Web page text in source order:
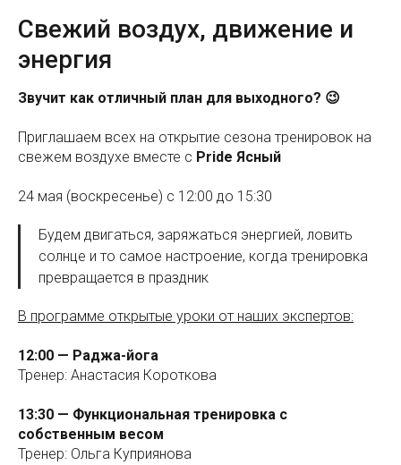
Свежий воздух, движение и
энергия
Звучит как отличный план для выходного? 😉
Приглашаем всех на открытие сезона тренировок на
свежем воздухе вместе с Pride Ясный
24 мая (воскресенье) с 12:00 до 15:30
Будем двигаться, заряжаться энергией, ловить
солнце и то самое настроение, когда тренировка
превращается в праздник
В программе открытые уроки от наших экспертов:
12:00 — Раджа-йога
Тренер: Анастасия Короткова
13:30 — Функциональная тренировка с
собственным весом
Тренер: Ольга Куприянова